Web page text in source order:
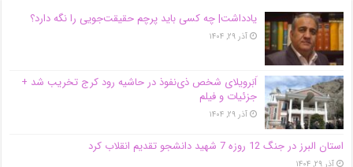
یادداشت| ‌چه کسی باید پرچم حقیقت‌جویی را نگه دارد؟
آذر ۲۹, ۱۴۰۴
اَبَر‌ویلای شخص ذی‌نفوذ در حاشیه‌ رود کرج تخریب شد +
جزئیات و فیلم
آذر ۲۹, ۱۴۰۴
استان البرز در جنگ 12 روزه 7 شهید دانشجو تقدیم انقلاب کرد
آذر ۲۹, ۱۴۰۴